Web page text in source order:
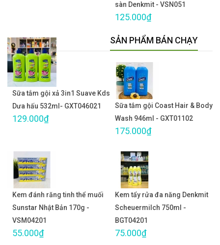
sàn Denkmit - VSN051
125.000₫
Sữa tắm gội xả 3in1 Suave Kds
Dưa hấu 532ml- GXT046021
129.000₫
SẢN PHẨM BÁN CHẠY
Sữa tắm gội Coast Hair & Body
Wash 946ml - GXT01102
175.000₫
Kem đánh răng tinh thể muối
Sunstar Nhật Bản 170g -
VSM04201
55.000₫
Kem tẩy rửa đa năng Denkmit
Scheuermilch 750ml -
BGT04201
75.000₫